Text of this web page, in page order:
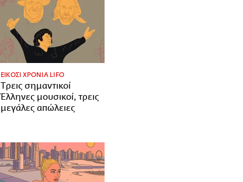
ΕΙΚΟΣΙ ΧΡΟΝΙΑ LIFO
Tρεις σημαντικοί
Έλληνες μουσικοί, τρεις
μεγάλες απώλειες